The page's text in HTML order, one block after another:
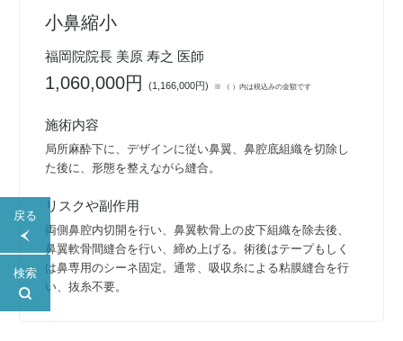
戻る
検索
小鼻縮小
福岡院院長 美原 寿之 医師
1,060,000円(1,166,000円) ※ （ ）内は税込みの金額です
施術内容
局所麻酔下に、デザインに従い鼻翼、鼻腔底組織を切除し
た後に、形態を整えながら縫合。
リスクや副作用
両側鼻腔内切開を行い、鼻翼軟骨上の皮下組織を除去後、
鼻翼軟骨間縫合を行い、締め上げる。術後はテープもしく
は鼻専用のシーネ固定。通常、吸収糸による粘膜縫合を行
い、抜糸不要。